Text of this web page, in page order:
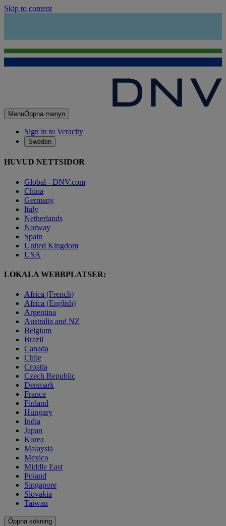
Skip to content
MenuÖppna menyn
Sign in to Veracity
Sweden
HUVUD NETTSIDOR
Global - DNV.com
China
Germany
Italy
Netherlands
Norway
Spain
United Kingdom
USA
LOKALA WEBBPLATSER:
Africa (French)
Africa (English)
Argentina
Australia and NZ
Belgium
Brazil
Canada
Chile
Croatia
Czech Republic
Denmark
France
Finland
Hungary
India
Japan
Korea
Malaysia
Mexico
Middle East
Poland
Singapore
Slovakia
Taiwan
Öppna sökning